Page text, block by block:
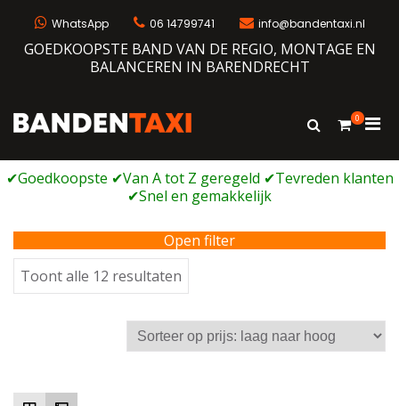
WhatsApp 06 14799741 info@bandentaxi.nl
GOEDKOOPSTE BAND VAN DE REGIO, MONTAGE EN
BALANCEREN IN BARENDRECHT
Bandengarage met eigen webshop
Toon
0
voor
Open filter
Toont alle 12 resultaten
op
prijs:
laag